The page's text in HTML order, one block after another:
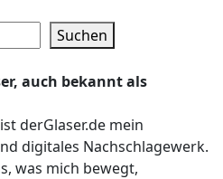
Suchen
auch bekannt als
derGlaser.de mein
digitales Nachschlagewerk.
was mich bewegt,